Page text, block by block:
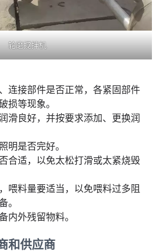
轮磨搅拌机
连接部件是否正常，各紧固部件
损等现象。
滑良好，并按要求添加、更换润
明是否完好。
合适，以免太松打滑或太紧烧毁
喂料量要适当，以免喂料过多阻
。
内外残留物料。
和供应商